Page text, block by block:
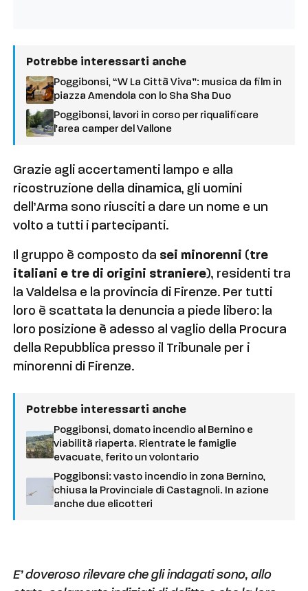
Potrebbe interessarti anche
Poggibonsi, “W La Città Viva”: musica da film in
piazza Amendola con lo Sha Sha Duo
Poggibonsi, lavori in corso per riqualificare
l’area camper del Vallone
Grazie agli accertamenti lampo e alla
ricostruzione della dinamica, gli uomini
dell’Arma sono riusciti a dare un nome e un
volto a tutti i partecipanti.
Il gruppo è composto da sei minorenni (tre
italiani e tre di origini straniere), residenti tra
la Valdelsa e la provincia di Firenze. Per tutti
loro è scattata la denuncia a piede libero: la
loro posizione è adesso al vaglio della Procura
della Repubblica presso il Tribunale per i
minorenni di Firenze.
Potrebbe interessarti anche
Poggibonsi, domato incendio al Bernino e
viabilità riaperta. Rientrate le famiglie
evacuate, ferito un volontario
Poggibonsi: vasto incendio in zona Bernino,
chiusa la Provinciale di Castagnoli. In azione
anche due elicotteri
E’ doveroso rilevare che gli indagati sono, allo